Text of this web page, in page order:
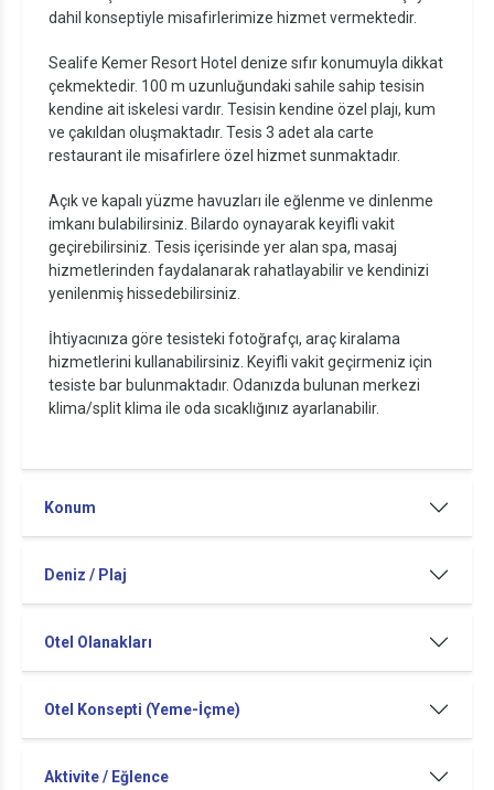
dahil konseptiyle misafirlerimize hizmet vermektedir.
Sealife Kemer Resort Hotel denize sıfır konumuyla dikkat
çekmektedir. 100 m uzunluğundaki sahile sahip tesisin
kendine ait iskelesi vardır. Tesisin kendine özel plajı, kum
ve çakıldan oluşmaktadır. Tesis 3 adet ala carte
restaurant ile misafirlere özel hizmet sunmaktadır.
Açık ve kapalı yüzme havuzları ile eğlenme ve dinlenme
imkanı bulabilirsiniz. Bilardo oynayarak keyifli vakit
geçirebilirsiniz. Tesis içerisinde yer alan spa, masaj
hizmetlerinden faydalanarak rahatlayabilir ve kendinizi
yenilenmiş hissedebilirsiniz.
İhtiyacınıza göre tesisteki fotoğrafçı, araç kiralama
hizmetlerini kullanabilirsiniz. Keyifli vakit geçirmeniz için
tesiste bar bulunmaktadır. Odanızda bulunan merkezi
klima/split klima ile oda sıcaklığınız ayarlanabilir.
Konum
Deniz / Plaj
Otel Olanakları
Otel Konsepti (Yeme-İçme)
Aktivite / Eğlence